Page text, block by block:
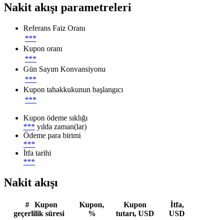
Nakit akışı parametreleri
Referans Faiz Oranı
***
Kupon oranı
***
Gün Sayım Konvansiyonu
***
Kupon tahakkukunun başlangıcı
***
Kupon ödeme sıklığı
*** yılda zaman(lar)
Ödeme para birimi
***
İtfa tarihi
***
Nakit akışı
#
Kupon
geçerlilik süresi
Kupon,
%
Kupon
tutarı, USD
İtfa,
USD